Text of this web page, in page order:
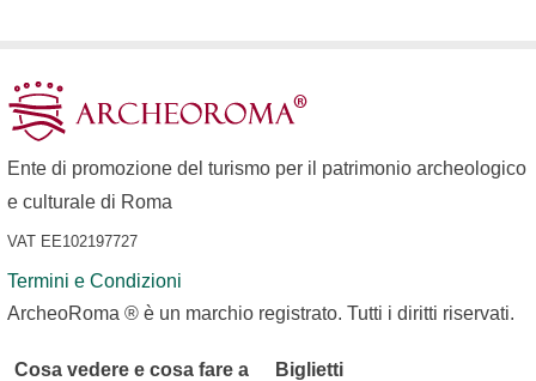
Ente di promozione del turismo per il patrimonio archeologico
e culturale di Roma
VAT EE102197727
Termini e Condizioni
ArcheoRoma ® è un marchio registrato. Tutti i diritti riservati.
Cosa vedere e cosa fare a
Biglietti